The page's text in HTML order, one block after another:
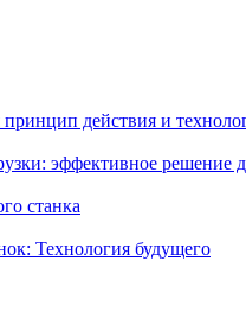
действия и
эффективное решение
станка
Технология будущего